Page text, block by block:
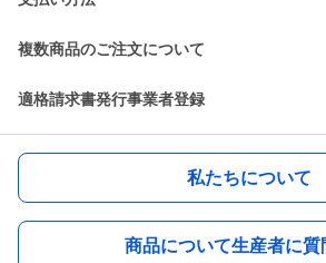
複数商品のご注文について
適格請求書発行事業者登録
私たちについて
商品について生産者に質